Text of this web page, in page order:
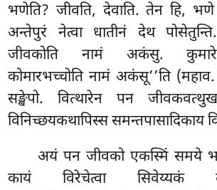
भणेति? जीवति, देवाति. तेन हि,
अन्तेपुरं नेत्वा धातीनं देथ
जीवकोति नामं अकंसु. कुमारेन
कोमारभच्चोति नामं अकंसू’’ति
सङ्खेपो. वित्थारेन पन
विनिच्छयकथापिस्स समन्तपासादिकाय
अयं पन जीवको एकस्मिं समये
कायं विरेचेत्वा सिवेय्यकं